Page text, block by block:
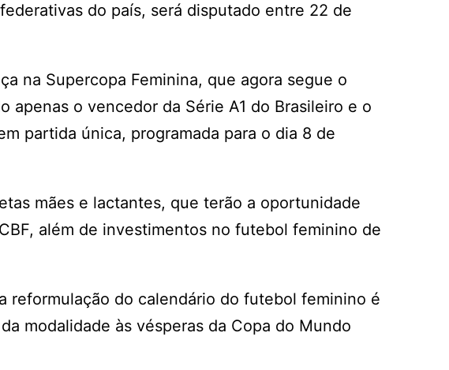
do país, será disputado entre 22 de
na Supercopa Feminina, que agora segue o
o vencedor da Série A1 do Brasileiro e o
partida única, programada para o dia 8 de
mães e lactantes, que terão a oportunidade
além de investimentos no futebol feminino de
reformulação do calendário do futebol feminino é
modalidade às vésperas da Copa do Mundo